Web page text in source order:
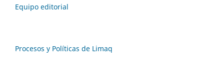
Equipo editorial
Procesos y Políticas de Limaq